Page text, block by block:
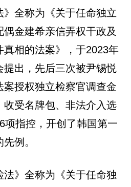
》全称为《关于任命独立
金建希亲信弄权干政及
相的法案》，于2023年
提出，先后三次被尹锡悦
授权独立检察官调查金
收受名牌包、非法介入选
项指控，开创了韩国第一
例。
法》全称为《关于任命独